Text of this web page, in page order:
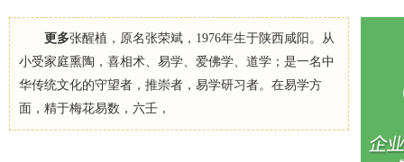
更多张醒植，原名张荣斌，1976年生于陕西咸阳。从
小受家庭熏陶，喜相术、易学、爱佛学、道学；是一名中
华传统文化的守望者，推崇者，易学研习者。在易学方
面，精于梅花易数，六壬，